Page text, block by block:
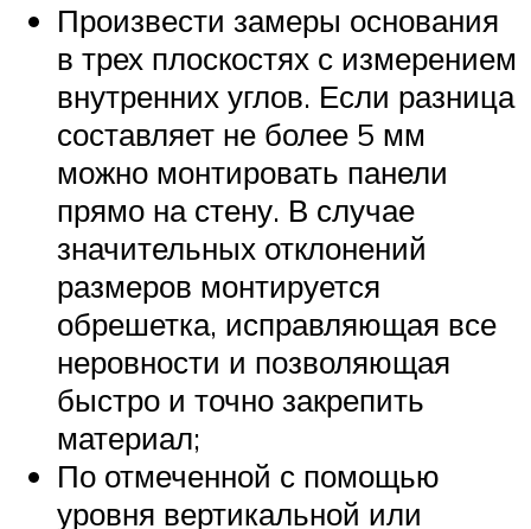
Произвести замеры основания
в трех плоскостях с измерением
внутренних углов. Если разница
составляет не более 5 мм
можно монтировать панели
прямо на стену. В случае
значительных отклонений
размеров монтируется
обрешетка, исправляющая все
неровности и позволяющая
быстро и точно закрепить
материал;
По отмеченной с помощью
уровня вертикальной или